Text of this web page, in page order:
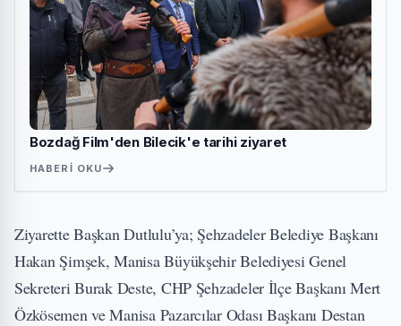
Bozdağ Film'den Bilecik'e tarihi ziyaret
HABERI OKU
Ziyarette Başkan Dutlulu’ya; Şehzadeler Belediye Başkanı
Hakan Şimşek, Manisa Büyükşehir Belediyesi Genel
Sekreteri Burak Deste, CHP Şehzadeler İlçe Başkanı Mert
Özkösemen ve Manisa Pazarcılar Odası Başkanı Destan